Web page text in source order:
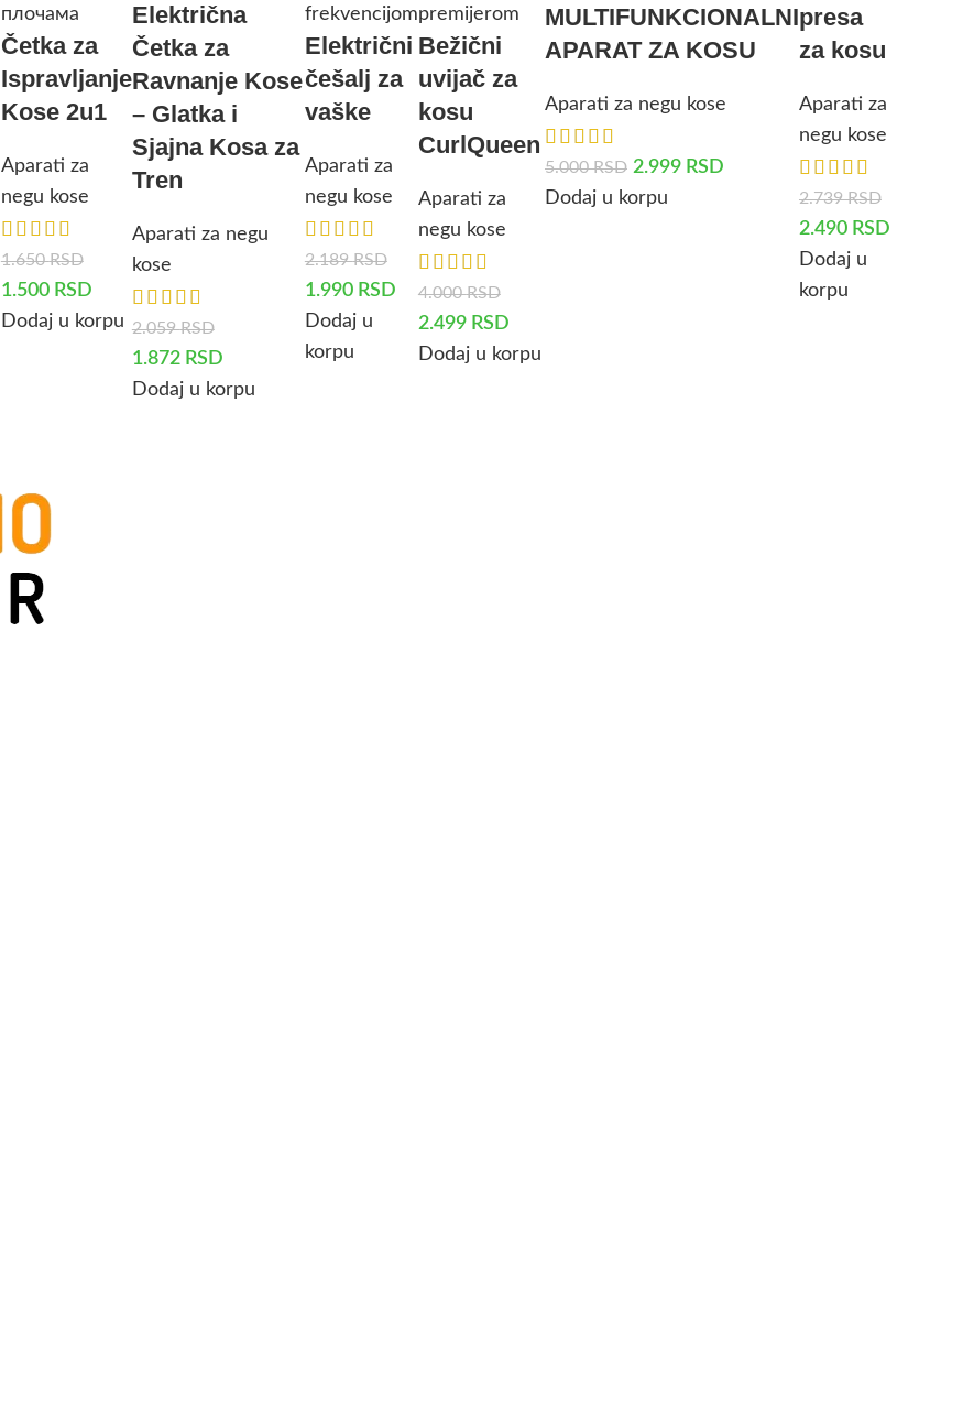
Četka za
Ispravljanje
Kose 2u1
Aparati za
negu kose
1.650RSD
1.500 RSD
Dodaj u korpu
Električna
Četka za
Ravnanje Kose
– Glatka i
Sjajna Kosa za
Tren
Aparati za negu
kose
2.059RSD
1.872 RSD
Dodaj u korpu
Električni
češalj za
vaške
Aparati za
negu kose
2.189RSD
1.990 RSD
Dodaj u
korpu
Bežični
uvijač za
kosu
CurlQueen
Aparati za
negu kose
4.000RSD
2.499 RSD
Dodaj u korpu
MULTIFUNKCIONALNI
APARAT ZA KOSU
Aparati za negu kose
5.000RSD 2.999 RSD
Dodaj u korpu
presa
za kosu
Aparati za
negu kose
2.739RSD
2.490 RSD
Dodaj u
korpu